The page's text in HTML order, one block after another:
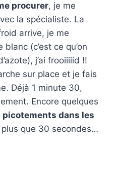
procurer, je me
la spécialiste. La
arrive, je me
(c’est ce qu’on
j’ai frooiiiiid !!
sur place et je fais
Déjà 1 minute 30,
Encore quelques
picotements dans les
plus que 30 secondes…